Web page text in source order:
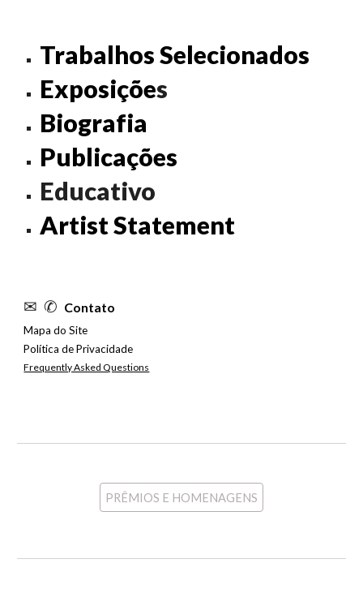
Trabalhos Selecionados
Exposições
Biografia
Publicações
Educativo
Artist Statement
✉ ✆ Contato
Mapa do Site
Política de Privacidade
Frequently Asked Questions
PRÊMIOS E HOMENAGENS